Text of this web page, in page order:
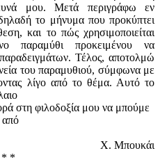
μου. Μετά περιγράφω εν
το μήνυμα που προκύπτει
και το πώς χρησιμοποιείται
παραμύθι προκειμένου να
Τέλος, αποτολμώ
του παραμυθιού, σύμφωνα με
λίγο από το θέμα. Αυτό το
φιλοδοξία μου να μπούμε
από
Χ. Μπουκάι